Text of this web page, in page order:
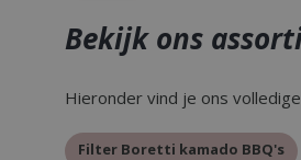
Bekijk ons
Hieronder vind je ons
Filter Boretti kamado BBQ's